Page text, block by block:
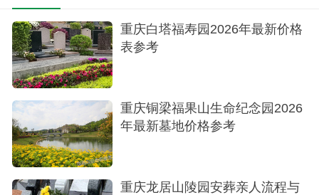
生肖福座
三、距离铜梁城区有多远
重庆白塔福寿园2026年最新价格
表参考
重庆铜梁福果山生命纪念园2026
年最新墓地价格参考
重庆龙居山陵园安葬亲人流程与